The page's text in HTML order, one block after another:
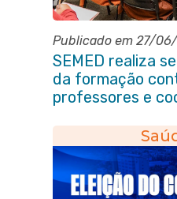
Publicado em 27/
SEMED realiza
da formação
professores e